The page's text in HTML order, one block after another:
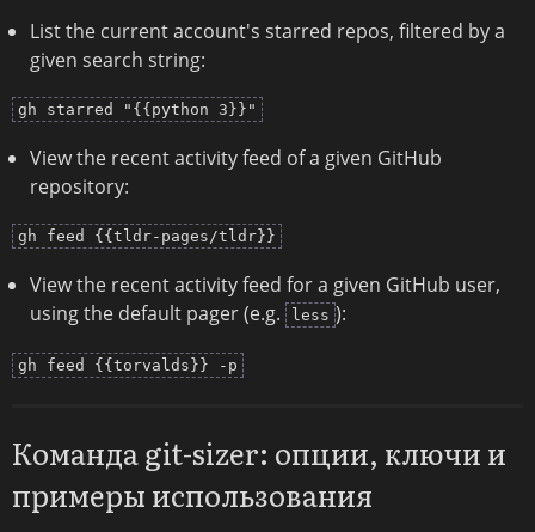
List the current account's starred repos, filtered by a
given search string:
gh starred "{{python 3}}"
View the recent activity feed of a given GitHub
repository:
gh feed {{tldr-pages/tldr}}
View the recent activity feed for a given GitHub user,
using the default pager (e.g.
less ):
gh feed {{torvalds}} -p
Команда git-sizer: опции, ключи и
примеры использования